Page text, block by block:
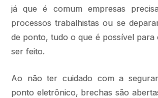
já que é comum empresas
processos trabalhistas ou se
de ponto, tudo o que é possível para
ser feito.
Ao não ter cuidado com a
ponto eletrônico, brechas são